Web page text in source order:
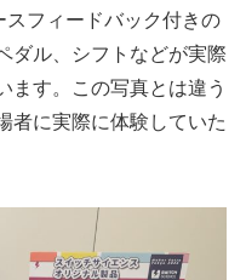
スフィードバック付きの
ダル、シフトなどが実際
ます。この写真とは違う
者に実際に体験していた